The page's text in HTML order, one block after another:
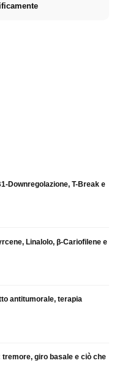
Downregolazione, T-Break e
Linalolo, β-Cariofilene e
antitumorale, terapia
giro basale e ciò che